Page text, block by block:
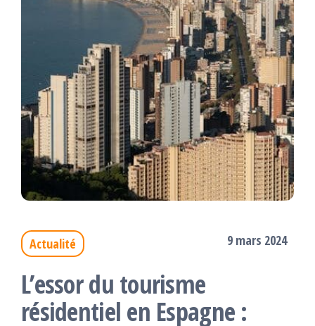
Actualité 9 mars 2024
L’essor du tourisme
résidentiel en Espagne :